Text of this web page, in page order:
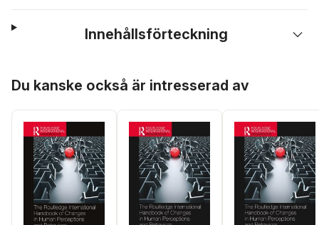
Innehållsförteckning
Du kanske också är intresserad av